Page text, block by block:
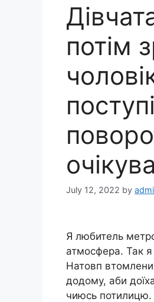
потім
July 12, 2022 by
Я любитель
атмосфера. Так
Натовп
додому, аби
чиюсь потилицю.